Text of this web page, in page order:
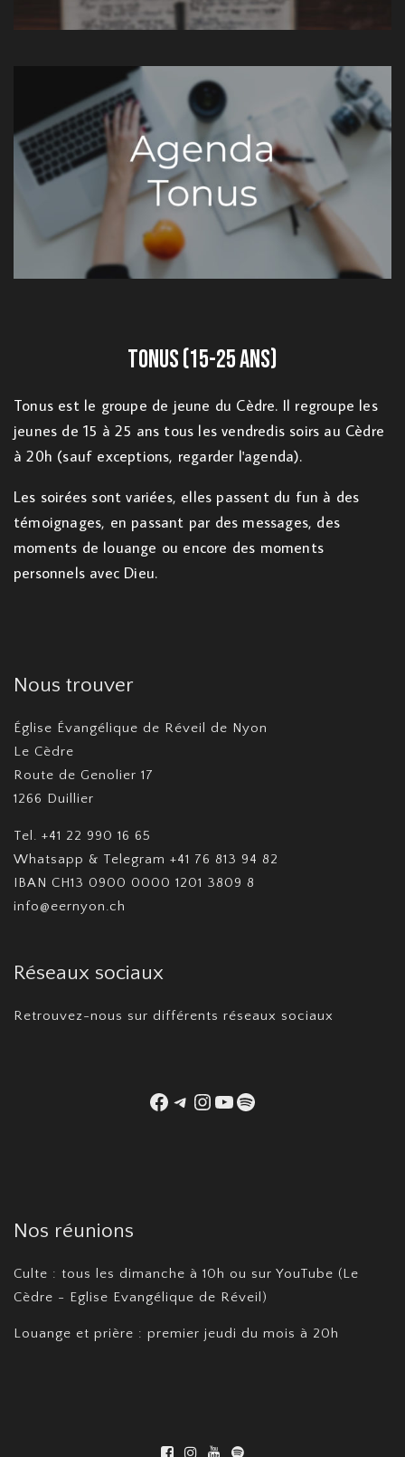
Tonus (15-25 ans)
Tonus est le groupe de jeune du Cèdre. Il regroupe les
jeunes de 15 à 25 ans tous les vendredis soirs au Cèdre
à 20h (sauf exceptions, regarder l'agenda).
Les soirées sont variées, elles passent du fun à des
témoignages, en passant par des messages, des
moments de louange ou encore des moments
personnels avec Dieu.
Nous trouver
Église Évangélique de Réveil de Nyon
Le Cèdre
Route de Genolier 17
1266 Duillier
Tel. +41 22 990 16 65
Whatsapp & Telegram +41 76 813 94 82
IBAN CH13 0900 0000 1201 3809 8
info@eernyon.ch
Réseaux sociaux
Retrouvez-nous sur différents réseaux sociaux
Facebook
Telegram
Instagram
YouTube
Spotify
Nos réunions
Culte : tous les dimanche à 10h ou sur YouTube (Le
Cèdre - Eglise Evangélique de Réveil)
Louange et prière : premier jeudi du mois à 20h